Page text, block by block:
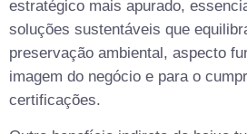
estratégico mais apurado,
soluções sustentáveis que
preservação ambiental, aspecto
imagem do negócio e para o
certificações.